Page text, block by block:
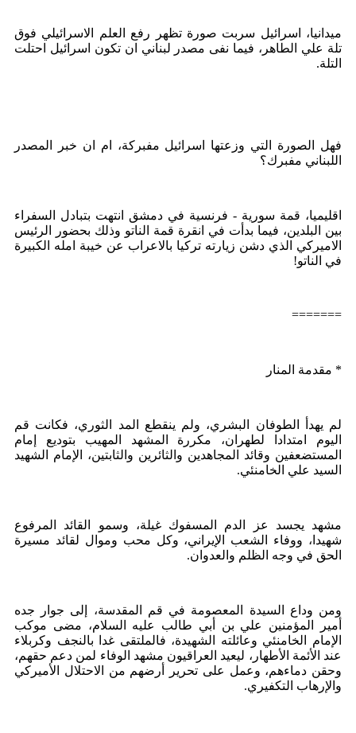
ميدانيا، اسرائيل سربت صورة تظهر رفع العلم الاسرائيلي فوق
تلة علي الطاهر، فيما نفى مصدر لبناني ان تكون اسرائيل احتلت
التلة.
فهل الصورة التي وزعتها اسرائيل مفبركة، ام ان خبر المصدر
اللبناني مفبرك؟
اقليميا، قمة سورية - فرنسية في دمشق انتهت بتبادل السفراء
بين البلدين، فيما بدأت في انقرة قمة الناتو وذلك بحضور الرئيس
الاميركي الذي دشن زيارته تركيا بالاعراب عن خيبة امله الكبيرة
في الناتو!
=======
* مقدمة المنار
لم يهدأ الطوفان البشري، ولم ينقطع المد الثوري، فكانت قم
اليوم امتدادا لطهران، مكررة المشهد المهيب بتوديع إمام
المستضعفين وقائد المجاهدين والثائرين والثابتين، الإمام الشهيد
السيد علي الخامنئي.
مشهد يجسد عز الدم المسفوك غيلة، وسمو القائد المرفوع
شهيدا، ووفاء الشعب الإيراني، وكل محب وموال لقائد مسيرة
الحق في وجه الظلم والعدوان.
ومن وداع السيدة المعصومة في قم المقدسة، إلى جوار جده
أمير المؤمنين علي بن أبي طالب عليه السلام، مضى موكب
الإمام الخامنئي وعائلته الشهيدة، فالملتقى غدا بالنجف وكربلاء
عند الأئمة الأطهار، ليعيد العراقيون مشهد الوفاء لمن دعم حقهم،
وحقن دماءهم، وعمل على تحرير أرضهم من الاحتلال الأميركي
والإرهاب التكفيري.